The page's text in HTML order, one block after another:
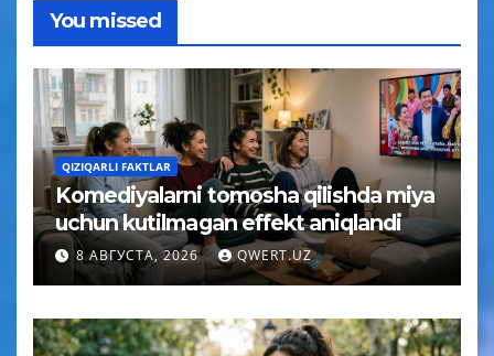
You missed
QIZIQARLI FAKTLAR
Komediyalarni tomosha qilishda miya
uchun kutilmagan effekt aniqlandi
8 АВГУСТА, 2026 QWERT.UZ